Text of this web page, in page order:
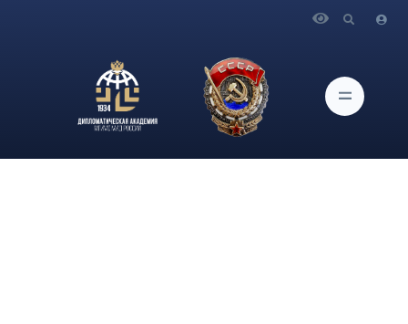
солидарности в борьбе с терроризмом